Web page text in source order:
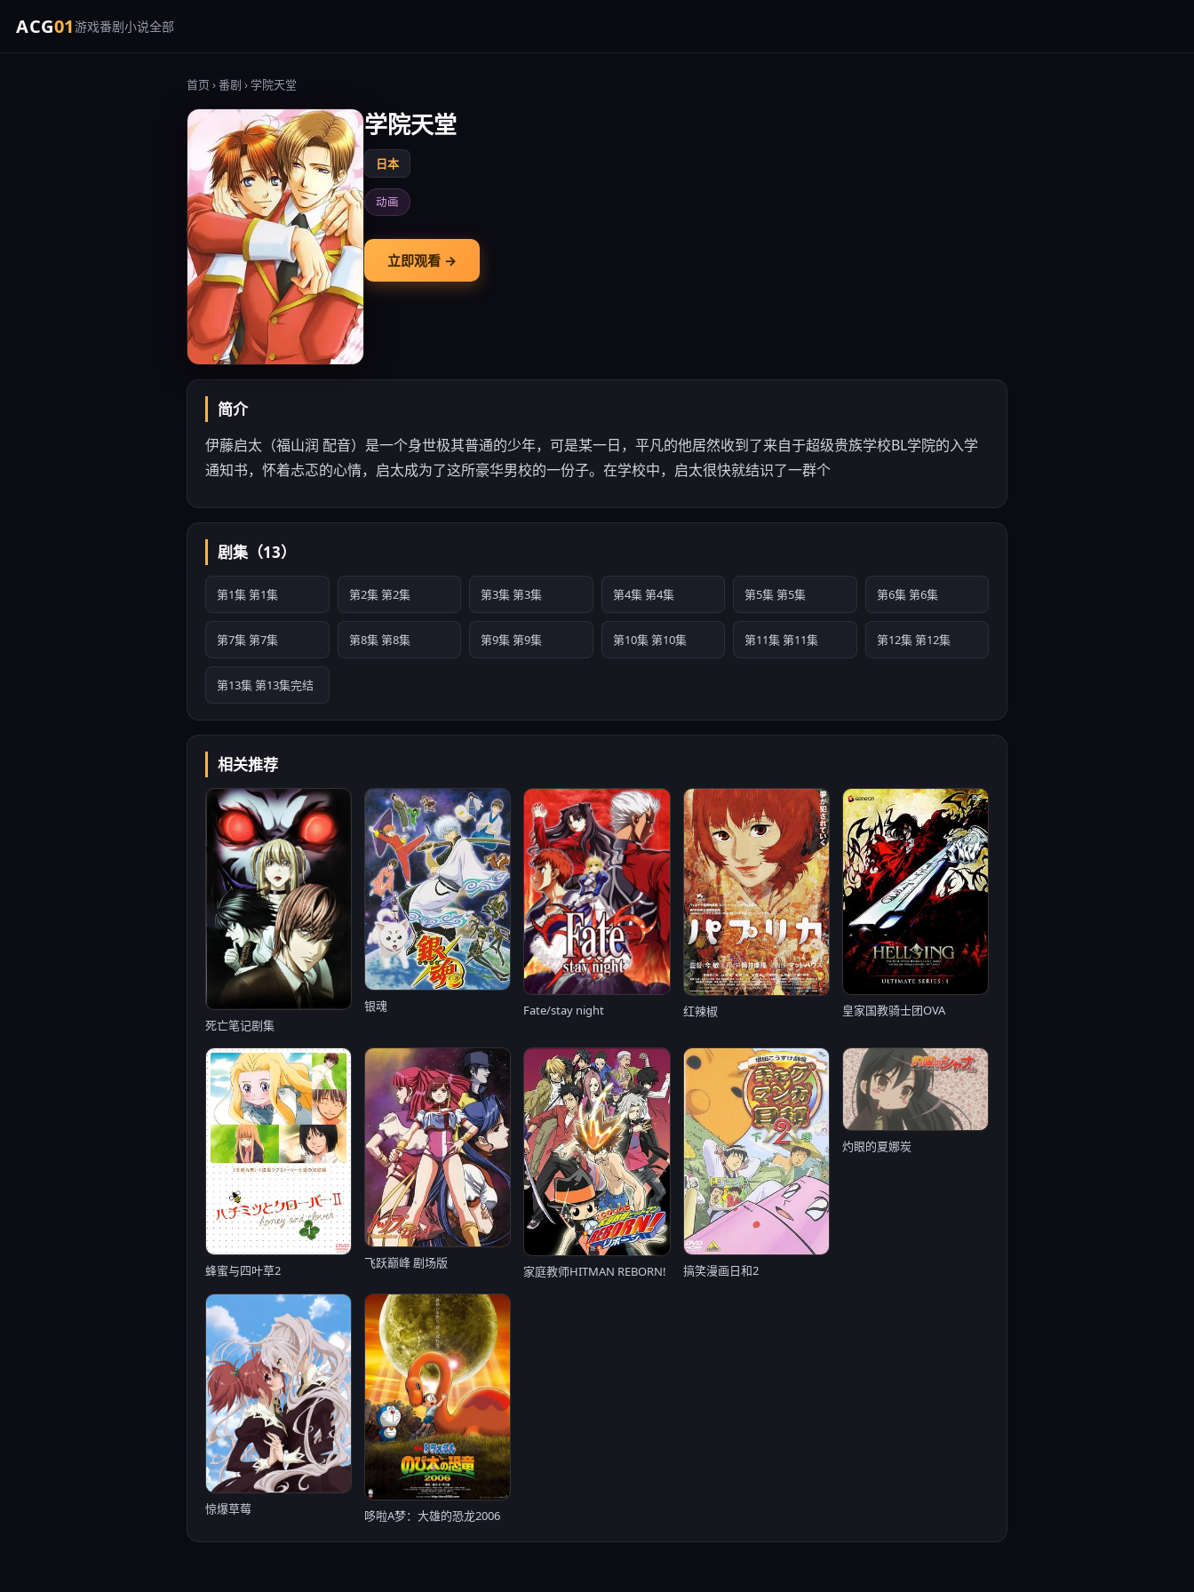
ACG01游戏番剧小说全部
首页 ›番剧 › 学院天堂
学院天堂
日本
动画
立即观看 →
简介
伊藤启太（福山润 配音）是一个身世极其普通的少年，可是某一日，平凡的他居然收到了来自于超级贵族学校BL学院的入学
通知书，怀着忐忑的心情，启太成为了这所豪华男校的一份子。在学校中，启太很快就结识了一群个
剧集（13）
第1集 第1集 第2集 第2集 第3集 第3集 第4集 第4集 第5集 第5集 第6集 第6集
第7集 第7集 第8集 第8集 第9集 第9集 第10集 第10集 第11集 第11集 第12集 第12集
第13集 第13集完结
相关推荐
死亡笔记剧集
银魂 Fate/stay night 红辣椒 皇家国教骑士团OVA
蜂蜜与四叶草2
飞跃巅峰 剧场版
家庭教师HITMAN REBORN! 搞笑漫画日和2
灼眼的夏娜炭
惊爆草莓 哆啦A梦：大雄的恐龙2006